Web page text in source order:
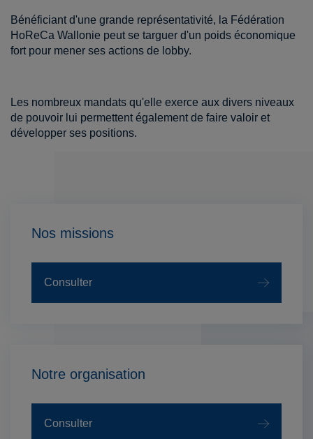
Bénéficiant d'une grande représentativité, la Fédération
HoReCa Wallonie peut se targuer d'un poids économique
fort pour mener ses actions de lobby.
Les nombreux mandats qu'elle exerce aux divers niveaux
de pouvoir lui permettent également de faire valoir et
développer ses positions.
Nos missions
Consulter
Notre organisation
Consulter